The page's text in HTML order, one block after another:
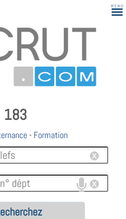
183
- Formation